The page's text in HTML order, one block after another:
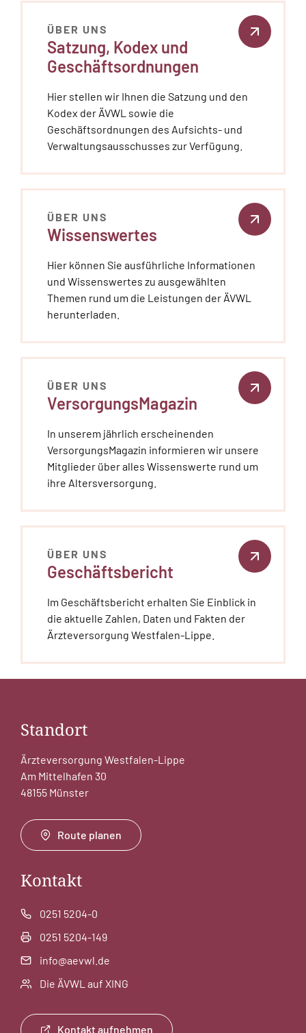
ÜBER UNS
Satzung, Kodex und
Geschäftsordnungen
Hier stellen wir Ihnen die Satzung und den
Kodex der ÄVWL sowie die
Geschäftsordnungen des Aufsichts- und
Verwaltungsausschusses zur Verfügung.
ÜBER UNS
Wissenswertes
Hier können Sie ausführliche Informationen
und Wissenswertes zu ausgewählten
Themen rund um die Leistungen der ÄVWL
herunterladen.
ÜBER UNS
VersorgungsMagazin
In unserem jährlich erscheinenden
VersorgungsMagazin informieren wir unsere
Mitglieder über alles Wissenswerte rund um
ihre Altersversorgung.
ÜBER UNS
Geschäftsbericht
Im Geschäftsbericht erhalten Sie Einblick in
die aktuelle Zahlen, Daten und Fakten der
Ärzteversorgung Westfalen-Lippe.
Standort
Ärzteversorgung Westfalen-Lippe
Am Mittelhafen 30
48155 Münster
Route planen
Kontakt
0251 5204-0
0251 5204-149
info@aevwl.de
Die ÄVWL auf XING
Kontakt aufnehmen